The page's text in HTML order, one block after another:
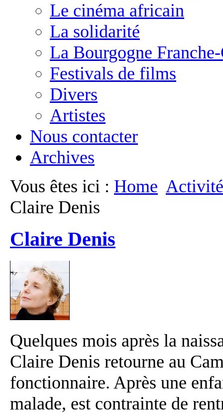
Le cinéma africain
La solidarité
La Bourgogne
Festivals de films
Divers
Artistes
Nous contacter
Archives
Vous êtes ici : Home
Claire Denis
Claire Denis
Quelques mois après la
Claire Denis retourne au
fonctionnaire. Après une
malade, est contrainte de